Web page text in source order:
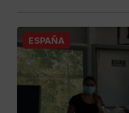
ESPAÑA